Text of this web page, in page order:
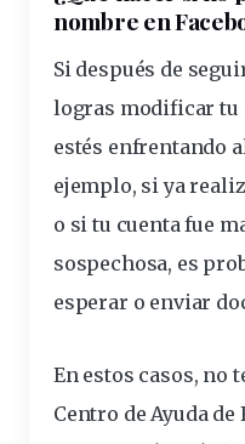
nombre en
Si después de
logras modificar tu
estés enfrentando
ejemplo, si ya
o si tu cuenta fue
sospechosa, es
esperar o enviar
En estos casos, no
Centro de Ayuda de